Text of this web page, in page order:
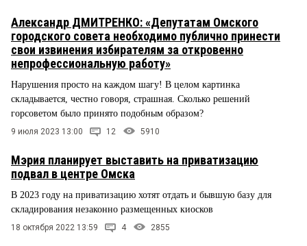
Александр ДМИТРЕНКО: «Депутатам Омского
городского совета необходимо публично принести
свои извинения избирателям за откровенно
непрофессиональную работу»
Нарушения просто на каждом шагу! В целом картинка
складывается, честно говоря, страшная. Сколько решений
горсоветом было принято подобным образом?
9 июля 2023 13:00 12 5910
Мэрия планирует выставить на приватизацию
подвал в центре Омска
В 2023 году на приватизацию хотят отдать и бывшую базу для
складирования незаконно размещенных киосков
18 октября 2022 13:59 4 2855